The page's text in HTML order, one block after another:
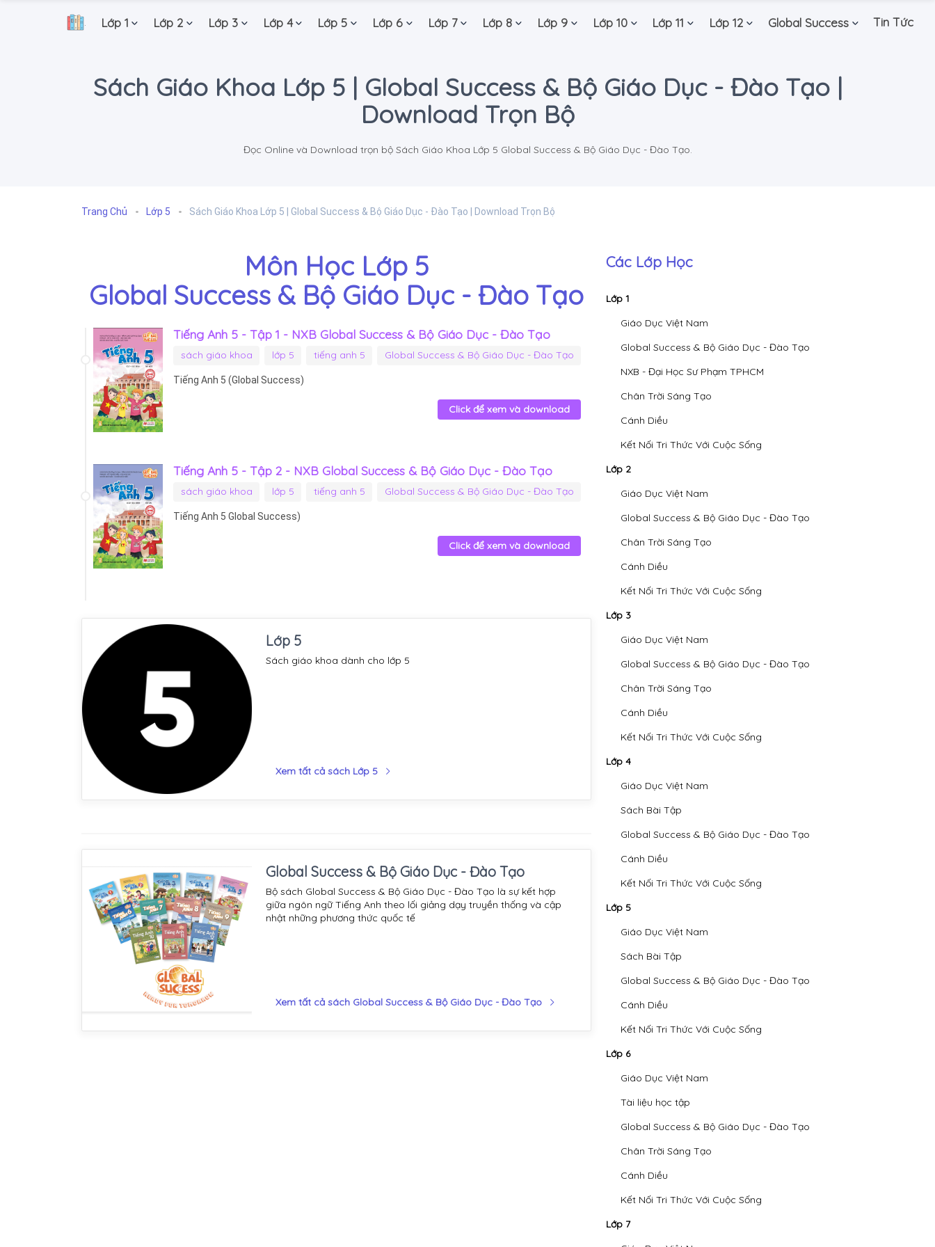
. Lớp 1 Lớp 2 Lớp 3 Lớp 4 Lớp 5 Lớp 6 Lớp 7 Lớp 8 Lớp 9 Lớp 10 Lớp 11 Lớp 12 Global Success Tin Tức
Sách Giáo Khoa Lớp 5 | Global Success & Bộ Giáo Dục - Đào Tạo |
Download Trọn Bộ
Đọc Online và Download trọn bộ Sách Giáo Khoa Lớp 5 Global Success & Bộ Giáo Dục - Đào Tạo.
Trang Chủ Lớp 5 Sách Giáo Khoa Lớp 5 | Global Success & Bộ Giáo Dục - Đào Tạo | Download Trọn Bộ
Môn Học Lớp 5
Global Success & Bộ Giáo Dục - Đào Tạo
Tiếng Anh 5 - Tập 1 - NXB Global Success & Bộ Giáo Dục - Đào Tạo
sách giáo khoa lớp 5 tiếng anh 5 Global Success & Bộ Giáo Dục - Đào Tạo
Tiếng Anh 5 (Global Success)
Click để xem và download
Tiếng Anh 5 - Tập 2 - NXB Global Success & Bộ Giáo Dục - Đào Tạo
sách giáo khoa lớp 5 tiếng anh 5 Global Success & Bộ Giáo Dục - Đào Tạo
Tiếng Anh 5 Global Success)
Click để xem và download
Lớp 5
Sách giáo khoa dành cho lớp 5
Xem tất cả sách Lớp 5
Global Success & Bộ Giáo Dục - Đào Tạo
Bộ sách Global Success & Bộ Giáo Dục - Đào Tạo là sự kết hợp
giữa ngôn ngữ Tiếng Anh theo lối giảng dạy truyền thống và cập
nhật những phương thức quốc tế
Xem tất cả sách Global Success & Bộ Giáo Dục - Đào Tạo
Các Lớp Học
Lớp 1
Giáo Dục Việt Nam
Global Success & Bộ Giáo Dục - Đào Tạo
NXB - Đại Học Sư Phạm TPHCM
Chân Trời Sáng Tạo
Cánh Diều
Kết Nối Tri Thức Với Cuộc Sống
Lớp 2
Giáo Dục Việt Nam
Global Success & Bộ Giáo Dục - Đào Tạo
Chân Trời Sáng Tạo
Cánh Diều
Kết Nối Tri Thức Với Cuộc Sống
Lớp 3
Giáo Dục Việt Nam
Global Success & Bộ Giáo Dục - Đào Tạo
Chân Trời Sáng Tạo
Cánh Diều
Kết Nối Tri Thức Với Cuộc Sống
Lớp 4
Giáo Dục Việt Nam
Sách Bài Tập
Global Success & Bộ Giáo Dục - Đào Tạo
Cánh Diều
Kết Nối Tri Thức Với Cuộc Sống
Lớp 5
Giáo Dục Việt Nam
Sách Bài Tập
Global Success & Bộ Giáo Dục - Đào Tạo
Cánh Diều
Kết Nối Tri Thức Với Cuộc Sống
Lớp 6
Giáo Dục Việt Nam
Tài liệu học tập
Global Success & Bộ Giáo Dục - Đào Tạo
Chân Trời Sáng Tạo
Cánh Diều
Kết Nối Tri Thức Với Cuộc Sống
Lớp 7